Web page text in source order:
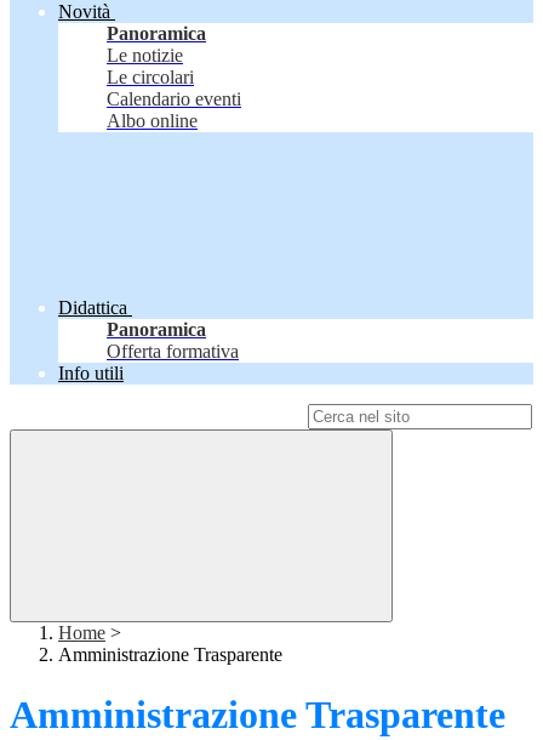
Novità
Panoramica
Le notizie
Le circolari
Calendario eventi
Albo online
Didattica
Panoramica
Offerta formativa
Info utili
Home >
Amministrazione Trasparente
Amministrazione Trasparente